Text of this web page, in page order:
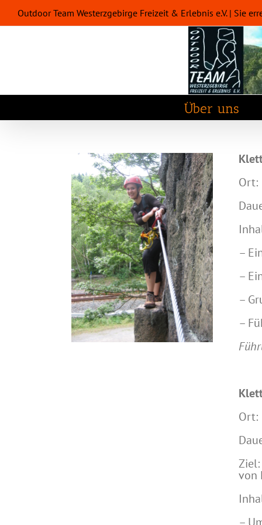
Inhalt
springen
Outdoor Team Westerzgebirge Freizeit & Erlebnis e.V. |
Über uns
Ort:
–
–
–
–
Ort:
von